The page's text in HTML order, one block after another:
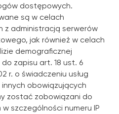
dostępowych.
są w celach
z administracją serwerów
jak również w celach
demograficznej
zapisu art. 18 ust. 6
r. o świadczeniu usług
obowiązujących
zostać zobowiązani do
szczególności numeru IP